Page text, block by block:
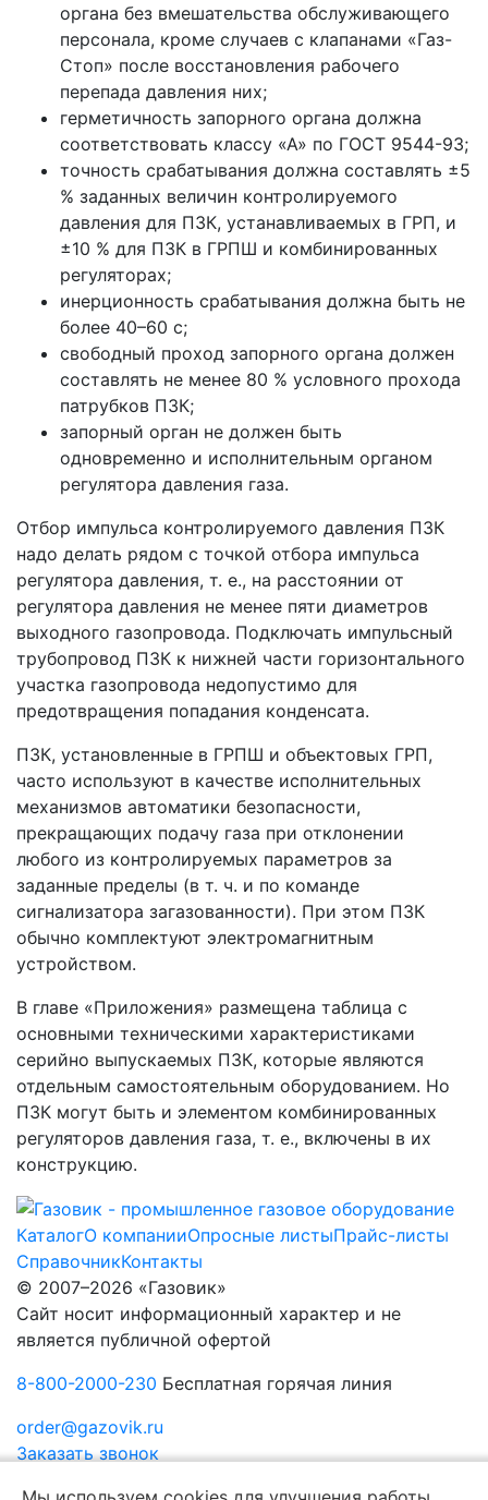
органа без вмешательства обслуживающего
персонала, кроме случаев с клапанами «Газ-
Стоп» после восстановления рабочего
перепада давления них;
герметичность запорного органа должна
соответствовать классу «А» по ГОСТ 9544-93;
точность срабатывания должна составлять ±5
% заданных величин контролируемого
давления для ПЗК, устанавливаемых в ГРП, и
±10 % для ПЗК в ГРПШ и комбинированных
регуляторах;
инерционность срабатывания должна быть не
более 40–60 с;
свободный проход запорного органа должен
составлять не менее 80 % условного прохода
патрубков ПЗК;
запорный орган не должен быть
одновременно и исполнительным органом
регулятора давления газа.
Отбор импульса контролируемого давления ПЗК
надо делать рядом с точкой отбора импульса
регулятора давления, т. е., на расстоянии от
регулятора давления не менее пяти диаметров
выходного газопровода. Подключать импульсный
трубопровод ПЗК к нижней части горизонтального
участка газопровода недопустимо для
предотвращения попадания конденсата.
ПЗК, установленные в ГРПШ и объектовых ГРП,
часто используют в качестве исполнительных
механизмов автоматики безопасности,
прекращающих подачу газа при отклонении
любого из контролируемых параметров за
заданные пределы (в т. ч. и по команде
сигнализатора загазованности). При этом ПЗК
обычно комплектуют электромагнитным
устройством.
В главе «Приложения» размещена таблица с
основными техническими характеристиками
серийно выпускаемых ПЗК, которые являются
отдельным самостоятельным оборудованием. Но
ПЗК могут быть и элементом комбинированных
регуляторов давления газа, т. е., включены в их
конструкцию.
КаталогО компанииОпросные листыПрайс-листы
СправочникКонтакты
© 2007–2026 «Газовик»
Сайт носит информационный характер и не
является публичной офертой
8-800-2000-230 Бесплатная горячая линия
order@gazovik.ru
Заказать звонок